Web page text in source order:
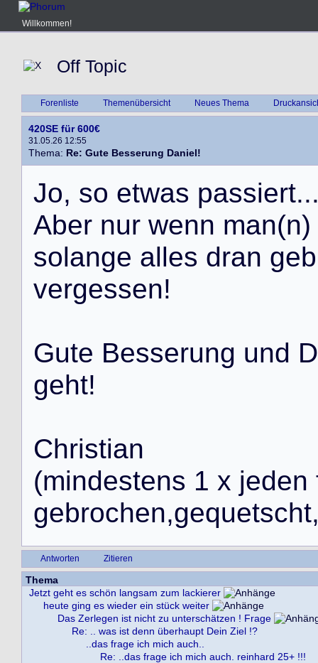
Willkommen!
Off Topic
Forenliste Themenübersicht Neues Thema
420SE für 600€
31.05.26 12:55
Thema: Re: Gute Besserung Daniel!
Jo, so etwas passiert..
Aber nur wenn man(n)
solange alles dran geb
vergessen!
Gute Besserung und D
geht!
Christian
(mindestens 1 x jeden
gebrochen,gequetscht
Antworten Zitieren
Thema
Jetzt geht es schön langsam zum lackierer
heute ging es wieder ein stück weiter
Das Zerlegen ist nicht zu unterschätzen ! Frage
Re: .. was ist denn überhaupt Dein Ziel !?
..das frage ich mich auch..
Re: ..das frage ich mich auch. reinhard 25+ !!!